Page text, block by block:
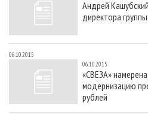
СУШКА ДРЕВЕСИНЫ
ПРОИЗВОДСТВО ДРЕВЕСНЫХ
ДЕРЕВЯННОЕ ДОМОСТРОЕНИЕ
ПРОИЗВОДСТВО МЕБЕЛИ
БИОЭНЕРГЕТИКА
ЦБП
ПЕРСОНЫ
МОБИЛЬНЫЕ ВЫСТАВКИ
ПРИОРИТЕТНЫЕ
RUSSIAN FORESTRY REVIEW
ГАЗЕТА ЛЕСПРОМФОРУМ
КОНТАКТЫ
РЕКЛАМА
Андрей
директора
06.10.2015
06.10.2015
«СВЕЗА»
модернизацию
рублей